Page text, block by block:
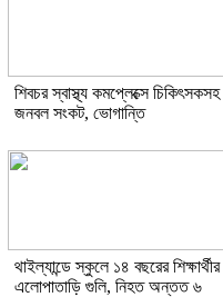
শিবচর স্বাস্থ্য কমপ্লেক্সে চিকিৎসকসহ
জনবল সংকট, ভোগান্তি
থাইল্যান্ডে স্কুলে ১৪ বছরের শিক্ষার্থীর
এলোপাতাড়ি গুলি, নিহত অন্তত ৬